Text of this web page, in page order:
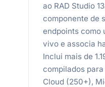
ao RAD Studio
componente de
endpoints como
vivo e associa
Inclui mais de
compilados para
Cloud (250+),